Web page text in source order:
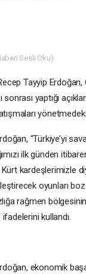
Sesli Oku)
Tayyip Erdoğan,
yaptığı
“Türkiye’yi
ilk günden
kardeşlerimizle
oyunları
rağmen
kullandı.
ekonomik